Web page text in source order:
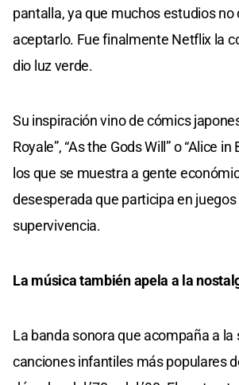
pantalla, ya que muchos estudios no
aceptarlo. Fue finalmente Netflix la
dio luz verde.
Su inspiración vino de cómics
Royale”, “As the Gods Will” o “Alice in
los que se muestra a gente
desesperada que participa en juegos
supervivencia.
La música también apela a la
La banda sonora que acompaña a la
canciones infantiles más populares